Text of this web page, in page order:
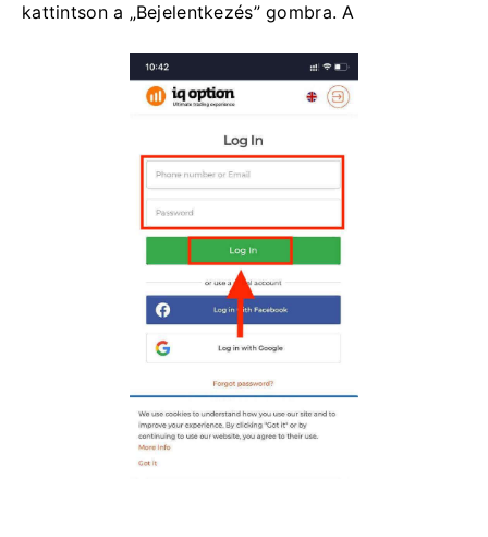
kattintson a „Bejelentkezés” gombra. A